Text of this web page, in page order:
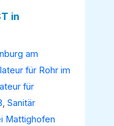
in
am
für Rohr im
für
,Sanitär
Mattighofen